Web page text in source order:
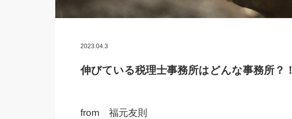
2023.04.3
伸びている税理士事務所はどんな事務所？！
from 福元友則